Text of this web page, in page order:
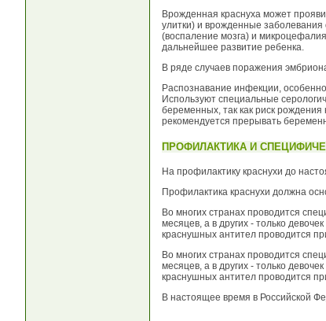
Врожденная краснуха может
улитки) и врожденные
(воспаление мозга) и
дальнейшее развитие ребенка.
В ряде случаев поражения
Распознавание инфекции,
Используют специальные
беременных, так как риск
рекомендуется прерывать
ПРОФИЛАКТИКА И
На профилактику краснухи до
Профилактика краснухи должна
Во многих странах проводится
месяцев, а в других - только
краснушных антител проводится
Во многих странах проводится
месяцев, а в других - только
краснушных антител проводится
В настоящее время в Российской